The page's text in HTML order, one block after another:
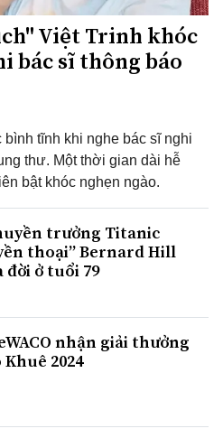
Việt Trinh khóc
bác sĩ thông báo
tĩnh khi nghe bác sĩ nghi
thư. Một thời gian dài hễ
bật khóc nghẹn ngào.
trưởng Titanic
thoại” Bernard Hill
đời ở tuổi 79
nhận giải thưởng
Khuê 2024